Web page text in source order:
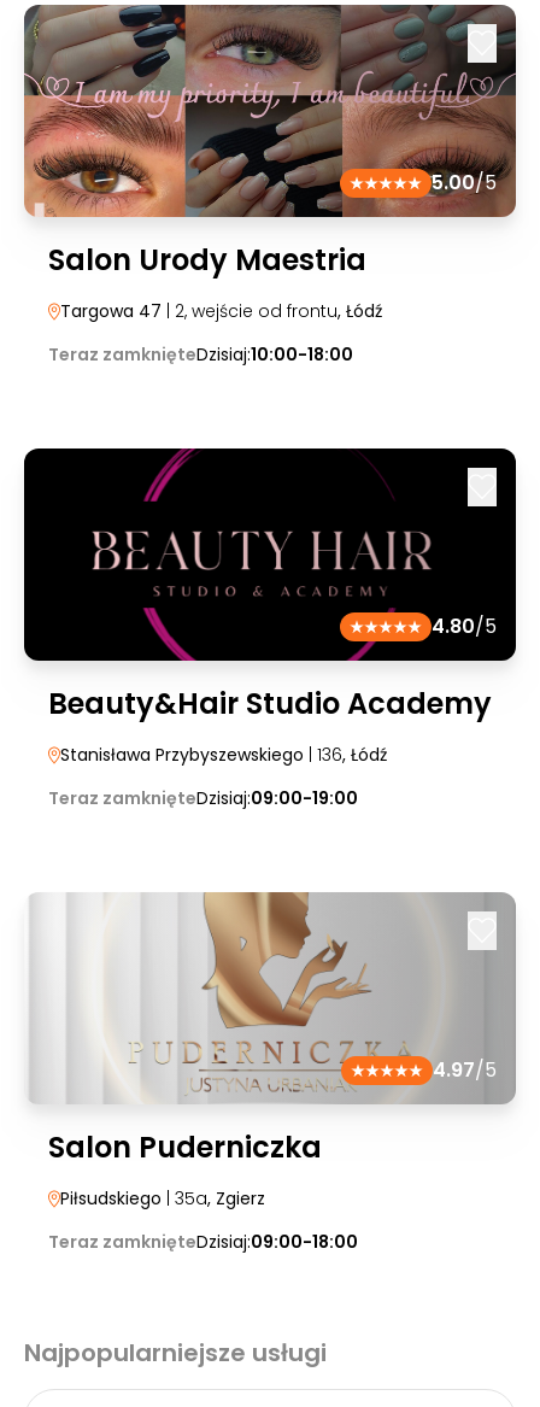
5.00/5
Salon Urody Maestria
Targowa 47 | 2, wejście od frontu, Łódź
Teraz zamknięteDzisiaj:10:00-18:00
4.80/5
Beauty&Hair Studio Academy
Stanisława Przybyszewskiego | 136, Łódź
Teraz zamknięteDzisiaj:09:00-19:00
4.97/5
Salon Puderniczka
Piłsudskiego | 35a, Zgierz
Teraz zamknięteDzisiaj:09:00-18:00
Najpopularniejsze usługi